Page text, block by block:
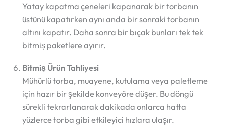
Yatay kapatma çeneleri kapanarak bir torbanın
üstünü kapatırken aynı anda bir sonraki torbanın
altını kapatır. Daha sonra bir bıçak bunları tek tek
bitmiş paketlere ayırır.
Bitmiş Ürün Tahliyesi
Mühürlü torba, muayene, kutulama veya paletleme
için hazır bir şekilde konveyöre düşer. Bu döngü
sürekli tekrarlanarak dakikada onlarca hatta
yüzlerce torba gibi etkileyici hızlara ulaşır.